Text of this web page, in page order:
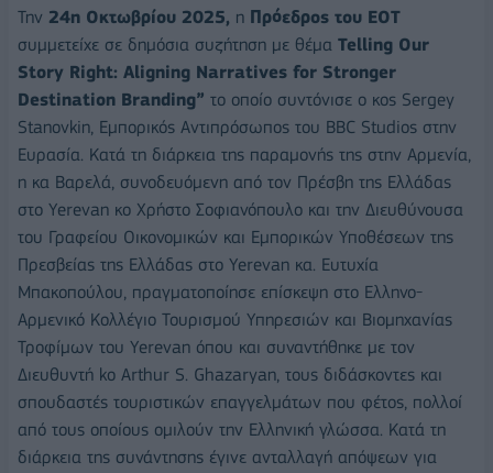
Την 24η Οκτωβρίου 2025, η Πρόεδρος του ΕΟΤ
συμμετείχε σε δημόσια συζήτηση με θέμα Telling Our
Story Right: Aligning Narratives for Stronger
Destination Branding” το οποίο συντόνισε ο κος Sergey
Stanovkin, Εμπορικός Αντιπρόσωπος του BBC Studios στην
Ευρασία. Κατά τη διάρκεια της παραμονής της στην Αρμενία,
η κα Βαρελά, συνοδευόμενη από τον Πρέσβη της Ελλάδας
στο Yerevan κο Χρήστο Σοφιανόπουλο και την Διευθύνουσα
του Γραφείου Οικονομικών και Εμπορικών Υποθέσεων της
Πρεσβείας της Ελλάδας στο Yerevan κα. Ευτυχία
Μπακοπούλου, πραγματοποίησε επίσκεψη στο Ελληνο-
Αρμενικό Κολλέγιο Τουρισμού Υπηρεσιών και Βιομηχανίας
Τροφίμων του Yerevan όπου και συναντήθηκε με τον
Διευθυντή ko Arthur S. Ghazaryan, τους διδάσκοντες και
σπουδαστές τουριστικών επαγγελμάτων που φέτος, πολλοί
από τους οποίους ομιλούν την Ελληνική γλώσσα. Κατά τη
διάρκεια της συνάντησης έγινε ανταλλαγή απόψεων για